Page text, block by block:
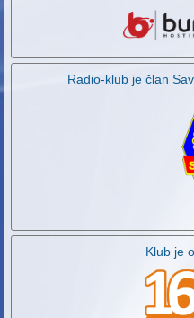
Radio-klub je član
Klub je